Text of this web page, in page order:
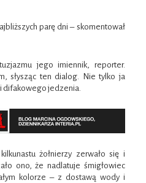
parę dni – skomentował
jego imiennik, reporter.
słysząc ten dialog. Nie tylko ja
difakowego jedzenia.
żołnierzy zerwało się i
ono, że nadlatuje śmigłowiec
kolorze – z dostawą wody i